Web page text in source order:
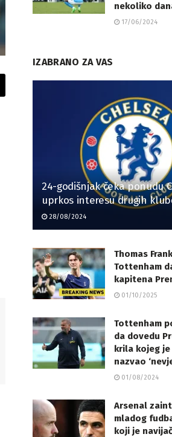
nekoliko
17/06/2024
IZABRANO ZA VAS
24-godišnjak čeka ponudu
uprkos interesu drugih
28/08/2024
Thomas
Tottenham
kapitena
01/10/2025
Tottenham
da dovedu
krila kojeg
nazvao
01/08/2024
Arsenal
mladog
koji je